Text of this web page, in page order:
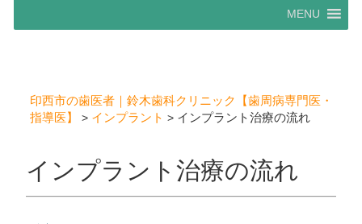
ス
キ
プ
MENU
印西市の歯医者｜鈴木歯科クリニック【歯周病専門医・
指導医】
> インプラント > インプラント治療の流れ
インプラント治療の流れ